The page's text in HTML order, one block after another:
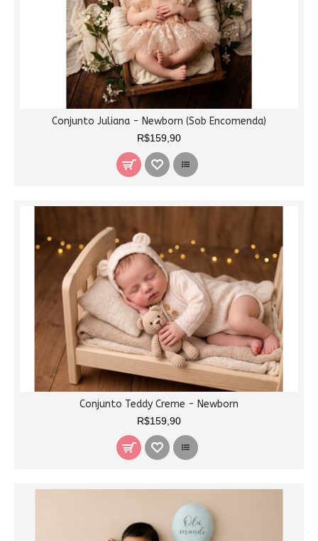
Conjunto Juliana - Newborn (Sob Encomenda)
R$159,90
Conjunto Teddy Creme - Newborn
R$159,90